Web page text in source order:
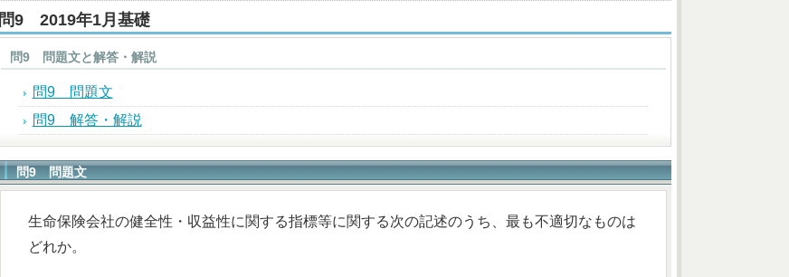
問9 2019年1月基礎
問9 問題文と解答・解説
問9 問題文
問9 解答・解説
問9 問題文
生命保険会社の健全性・収益性に関する指標等に関する次の記述のうち、最も不適切なものは
どれか。